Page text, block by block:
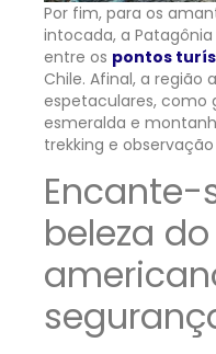
Por fim, para os
intocada, a
entre os pontos
Chile. Afinal, a região
espetaculares, como
esmeralda e
trekking e
Encante-
beleza